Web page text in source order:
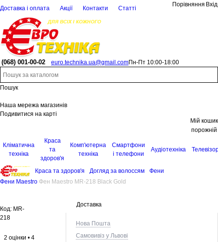
Доставка і оплата Акції Контакти Статті
Порівняння Вхід
(068) 001-00-02 euro.technika.ua@gmail.comПн-Пт 10:00-18:00
Пошук
Наша мережа магазинів
Подивитися на карті
Мій кошик
порожній
Кліматична
техніка
Краса
та
здоров'я
Комп'ютерна
техніка
Смартфони
і телефони
Аудіотехніка
Краса та здоров'я Догляд за волоссям
Фени
Фени Maestro Фен Maestro MR-218 Black Gold
Доставка
Нова Пошта
Самовивіз у Львові
Код: MR-
218
2 оцінки • 4